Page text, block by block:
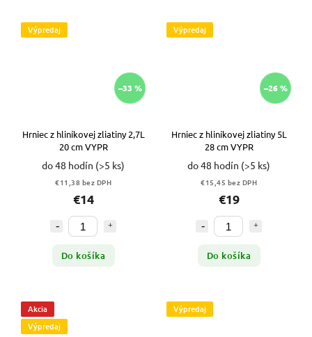
Výpredaj
–33 %
Hrniec z hliníkovej zliatiny 2,7L
20 cm VYPR
do 48 hodín (>5 ks)
€11,38 bez DPH
€14
Do košíka
Výpredaj
–26 %
Hrniec z hliníkovej zliatiny 5L
28 cm VYPR
do 48 hodín (>5 ks)
€15,45 bez DPH
€19
Do košíka
Akcia
Výpredaj
Výpredaj